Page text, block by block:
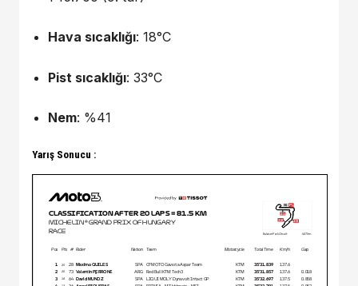
Hava sıcaklığı: 18°C
Pist sıcaklığı: 33°C
Nem: %41
Yarış Sonucu :